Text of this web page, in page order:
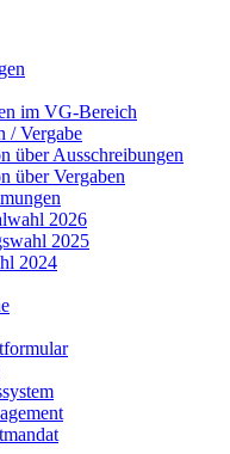
im VG-Bereich
/ Vergabe
über Ausschreibungen
über Vergaben
2026
2025
2024